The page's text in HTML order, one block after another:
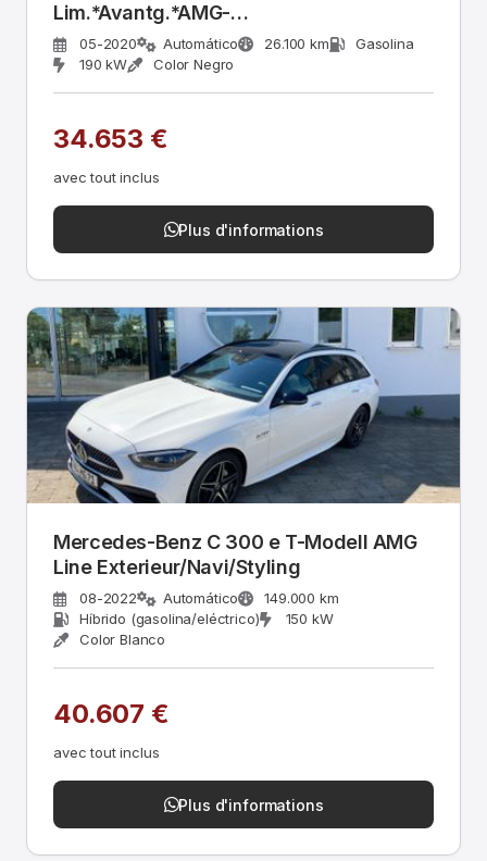
Lim.*Avantg.*AMG-
Line*Navi*LED*Mod.Pflege
05-2020 Automático 26.100 km
Gasolina
190 kW
Color Negro
34.653 €
avec tout inclus
Plus d'informations
Mercedes-Benz C 300 e T-Modell AMG
Line Exterieur/Navi/Styling
08-2022 Automático
149.000 km
Híbrido (gasolina/eléctrico)
150 kW
Color Blanco
40.607 €
avec tout inclus
Plus d'informations